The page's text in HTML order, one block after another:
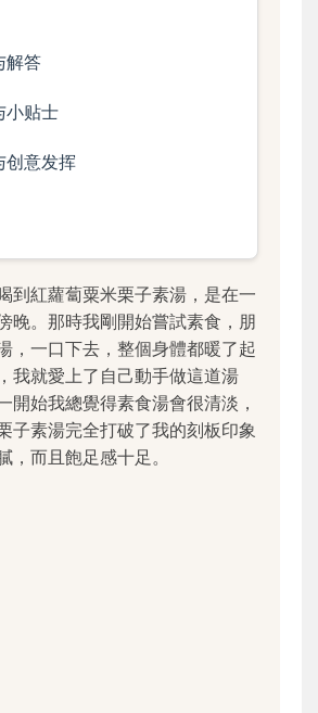
解答
小贴士
创意发挥
到紅蘿蔔粟米栗子素湯，是在一
晚。那時我剛開始嘗試素食，朋
，一口下去，整個身體都暖了起
我就愛上了自己動手做這道湯
開始我總覺得素食湯會很清淡，
子素湯完全打破了我的刻板印象
而且飽足感十足。